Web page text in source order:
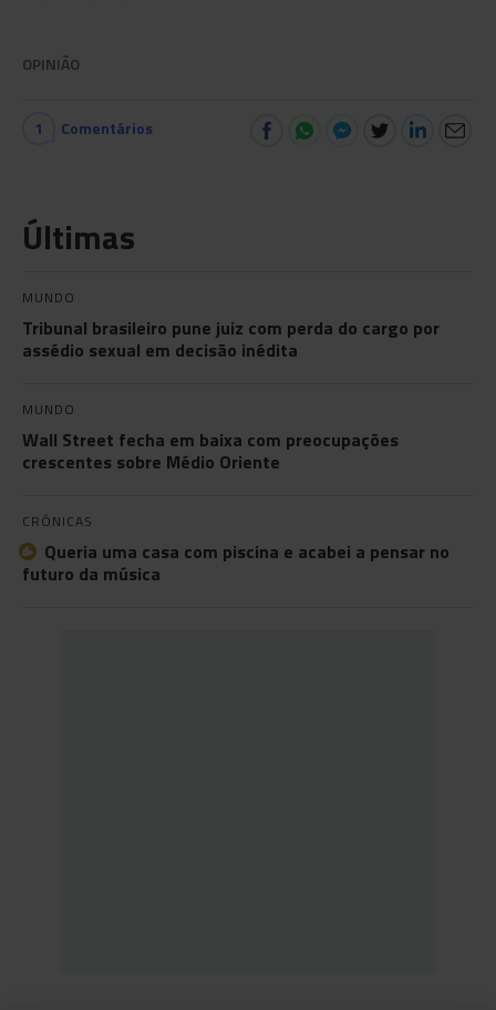
OPINIÃO
1 Comentários
Últimas
MUNDO
Tribunal brasileiro pune juiz com perda do cargo por
assédio sexual em decisão inédita
MUNDO
Wall Street fecha em baixa com preocupações
crescentes sobre Médio Oriente
CRÓNICAS
Queria uma casa com piscina e acabei a pensar no
futuro da música